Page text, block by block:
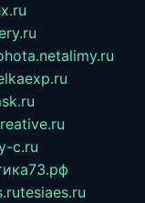
alimy.ru
c.ru
tesiaes.ru